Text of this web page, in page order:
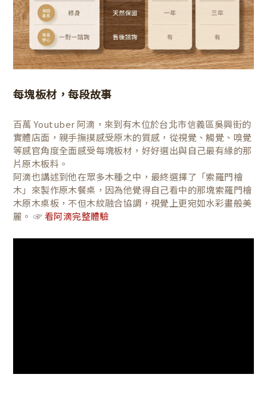
每塊板材，每段故事
百萬 Youtuber 阿滴，來到有木位於台北市信義區吳興街的
實體店面，親手撫摸感受原木的質感，從視覺、觸覺、嗅覺
等感官角度全面感受每塊板材，好好選出與自己最有緣的那
片原木板料。
阿滴也講述到他在眾多木種之中，最終選擇了「索羅門檜
木」來製作原木餐桌，因為他覺得自己看中的那塊索羅門檜
木原木桌板，不但木紋融合協調，視覺上更宛如水彩畫般美
麗。 ☞ 看阿滴完整體驗